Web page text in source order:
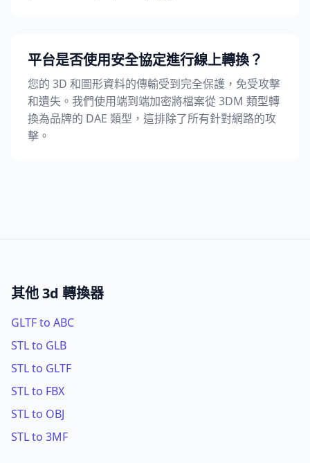
平台是否使用安全協定進行線上轉換？
您的 3D 和圖形資料的傳輸受到完全保護，免受攻擊
和遺失。我們使用端到端加密將檔案從 3DM 類型轉
換為品牌的 DAE 類型，這排除了所有針對網路的攻
擊。
其他 3d 轉換器
GLTF to ABC
STL to GLB
STL to GLTF
STL to FBX
STL to OBJ
STL to 3MF